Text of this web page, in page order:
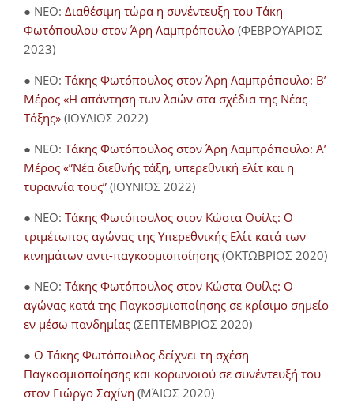
● NEO: Διαθέσιμη τώρα η συνέντευξη του Τάκη
Φωτόπουλου στον Άρη Λαμπρόπουλο (ΦΕΒΡΟΥΑΡΙΟΣ
2023)
● NEO: Τάκης Φωτόπουλος στον Άρη Λαμπρόπουλο: Β’
Μέρος «Η απάντηση των λαών στα σχέδια της Νέας
Τάξης» (ΙΟΥΛΙΟΣ 2022)
● NEO: Τάκης Φωτόπουλος στον Άρη Λαμπρόπουλο: Α’
Μέρος «”Νέα διεθνής τάξη, υπερεθνική ελίτ και η
τυραννία τους” (ΙΟΥΝΙΟΣ 2022)
● NEO: Τάκης Φωτόπουλος στον Κώστα Ουίλς: Ο
τριμέτωπος αγώνας της Υπερεθνικής Ελίτ κατά των
κινημάτων αντι-παγκοσμιοποίησης (ΟΚΤΩΒΡΙΟΣ 2020)
● NEO: Τάκης Φωτόπουλος στον Κώστα Ουίλς: Ο
αγώνας κατά της Παγκοσμιοποίησης σε κρίσιμο σημείο
εν μέσω πανδημίας (ΣΕΠΤΕΜΒΡΙΟΣ 2020)
● Ο Τάκης Φωτόπουλος δείχνει τη σχέση
Παγκοσμιοποίησης και κορωνοϊού σε συνέντευξή του
στον Γιώργο Σαχίνη (ΜΆΙΟΣ 2020)